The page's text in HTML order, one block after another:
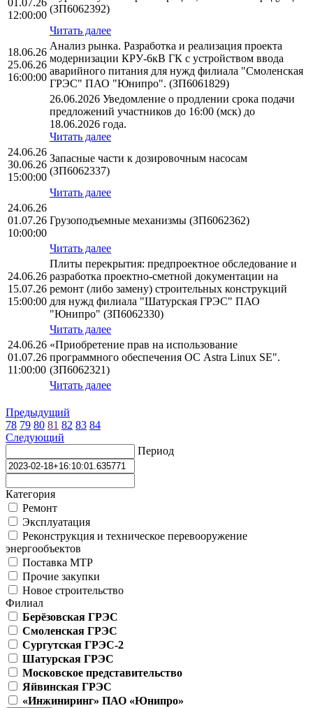
01.07.26
12:00:00
(ЗП6062392)
Читать далее
18.06.26
25.06.26
16:00:00
Анализ рынка. Разработка и реализация проекта
модернизации КРУ-6кВ ГК с устройством ввода
аварийного питания для нужд филиала "Смоленская
ГРЭС" ПАО "Юнипро". (ЗП6061829)
26.06.2026 Уведомление о продлении срока подачи
предложений участников до 16:00 (мск) до
18.06.2026 года.
Читать далее
24.06.26
30.06.26
15:00:00
Запасные части к дозировочным насосам
(ЗП6062337)
Читать далее
24.06.26
01.07.26
10:00:00
Грузоподъемные механизмы (ЗП6062362)
Читать далее
24.06.26
15.07.26
15:00:00
Плиты перекрытия: предпроектное обследование и
разработка проектно-сметной документации на
ремонт (либо замену) строительных конструкций
для нужд филиала "Шатурская ГРЭС" ПАО
"Юнипро" (ЗП6062330)
Читать далее
24.06.26
01.07.26
11:00:00
«Приобретение прав на использование
программного обеспечения ОС Astra Linux SE".
(ЗП6062321)
Читать далее
Предыдущий
78 79 80 81 82 83 84
Следующий
Период
Категория
Ремонт
Эксплуатация
Реконструкция и техническое перевооружение
энергообъектов
Поставка МТР
Прочие закупки
Новое строительство
Филиал
Берёзовская ГРЭС
Смоленская ГРЭС
Сургутская ГРЭС-2
Шатурская ГРЭС
Московское представительство
Яйвинская ГРЭС
«Инжиниринг» ПАО «Юнипро»